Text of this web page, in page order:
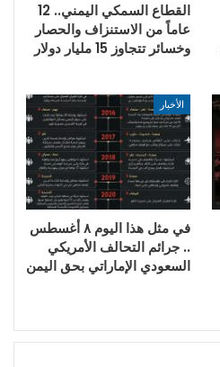
القطاع السمكي اليمني.. 12
عاماً من الاستنزاف والحصار
وخسائر تتجاوز 15 مليار دولار
الأخبار
في مثل هذا اليوم ٨ أغسطس
.. جرائم التحالف الأمريكي
السعودي الإماراتي بحق اليمن